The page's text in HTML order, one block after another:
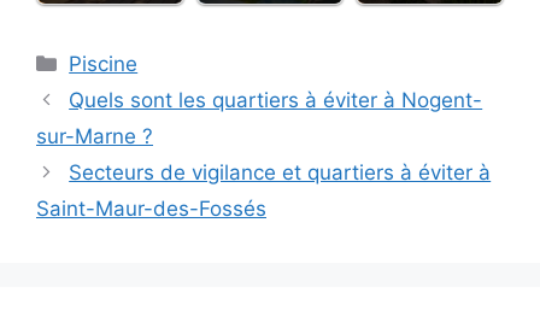
Catégories
Piscine
Quels sont les quartiers à éviter à Nogent-
sur-Marne ?
Secteurs de vigilance et quartiers à éviter à
Saint-Maur-des-Fossés